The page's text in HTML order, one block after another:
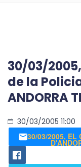
30/03/
de la
ANDORRA
30/03/2005 11:00
30/03/2005, EL